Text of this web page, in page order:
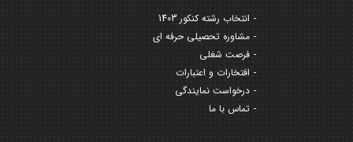
انتخاب رشته کنکور 1403
مشاوره تحصیلی حرفه ای
فرصت شغلی
افتخارات و اعتبارات
درخواست نمایندگی
تماس با ما